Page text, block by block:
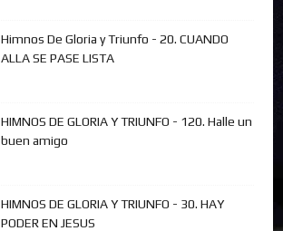
Himnos De Gloria y Triunfo - 20. CUANDO
ALLA SE PASE LISTA
HIMNOS DE GLORIA Y TRIUNFO - 120. Halle un
buen amigo
HIMNOS DE GLORIA Y TRIUNFO - 30. HAY
PODER EN JESUS